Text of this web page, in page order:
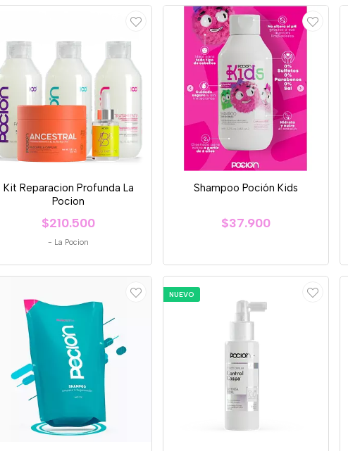
Kit Reparacion Profunda La
Pocion
$210.500
- La Pocion
Shampoo Poción Kids
$37.900
NUEVO